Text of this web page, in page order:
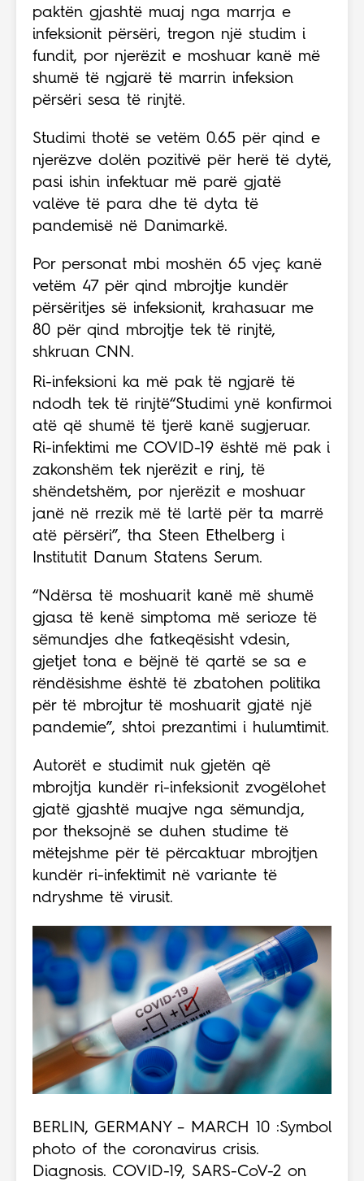
paktën gjashtë muaj nga marrja e
infeksionit përsëri, tregon një studim i
fundit, por njerëzit e moshuar kanë më
shumë të ngjarë të marrin infeksion
përsëri sesa të rinjtë.
Studimi thotë se vetëm 0.65 për qind e
njerëzve dolën pozitivë për herë të dytë,
pasi ishin infektuar më parë gjatë
valëve të para dhe të dyta të
pandemisë në Danimarkë.
Por personat mbi moshën 65 vjeç kanë
vetëm 47 për qind mbrojtje kundër
përsëritjes së infeksionit, krahasuar me
80 për qind mbrojtje tek të rinjtë,
shkruan CNN.
Ri-infeksioni ka më pak të ngjarë të
ndodh tek të rinjtë“Studimi ynë konfirmoi
atë që shumë të tjerë kanë sugjeruar.
Ri-infektimi me COVID-19 është më pak i
zakonshëm tek njerëzit e rinj, të
shëndetshëm, por njerëzit e moshuar
janë në rrezik më të lartë për ta marrë
atë përsëri”, tha Steen Ethelberg i
Institutit Danum Statens Serum.
“Ndërsa të moshuarit kanë më shumë
gjasa të kenë simptoma më serioze të
sëmundjes dhe fatkeqësisht vdesin,
gjetjet tona e bëjnë të qartë se sa e
rëndësishme është të zbatohen politika
për të mbrojtur të moshuarit gjatë një
pandemie”, shtoi prezantimi i hulumtimit.
Autorët e studimit nuk gjetën që
mbrojtja kundër ri-infeksionit zvogëlohet
gjatë gjashtë muajve nga sëmundja,
por theksojnë se duhen studime të
mëtejshme për të përcaktuar mbrojtjen
kundër ri-infektimit në variante të
ndryshme të virusit.
BERLIN, GERMANY – MARCH 10 :Symbol
photo of the coronavirus crisis.
Diagnosis. COVID-19, SARS-CoV-2 on